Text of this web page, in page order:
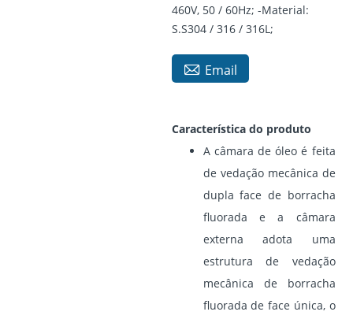
460V, 50 / 60Hz; -Material:
S.S304 / 316 / 316L;
 Email
Característica do produto
A câmara de óleo é feita
de vedação mecânica de
dupla face de borracha
fluorada e a câmara
externa adota uma
estrutura de vedação
mecânica de borracha
fluorada de face única, o